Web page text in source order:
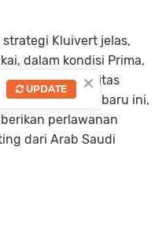
Kluivert jelas,
dalam kondisi Prima,
dengan intensitas
komposisi baru ini,
perlawanan
dari Arab Saudi
×
UPDATE